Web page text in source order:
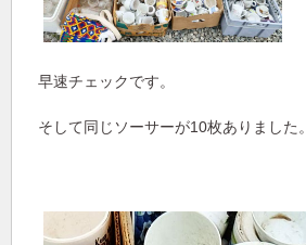
早速チェックです。
そして同じソーサーが10枚ありました。